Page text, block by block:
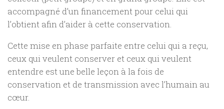
accompagné d’un financement pour celui qui
l’obtient afin d’aider à cette conservation.
Cette mise en phase parfaite entre celui qui a reçu,
ceux qui veulent conserver et ceux qui veulent
entendre est une belle leçon à la fois de
conservation et de transmission avec l’humain au
cœur.